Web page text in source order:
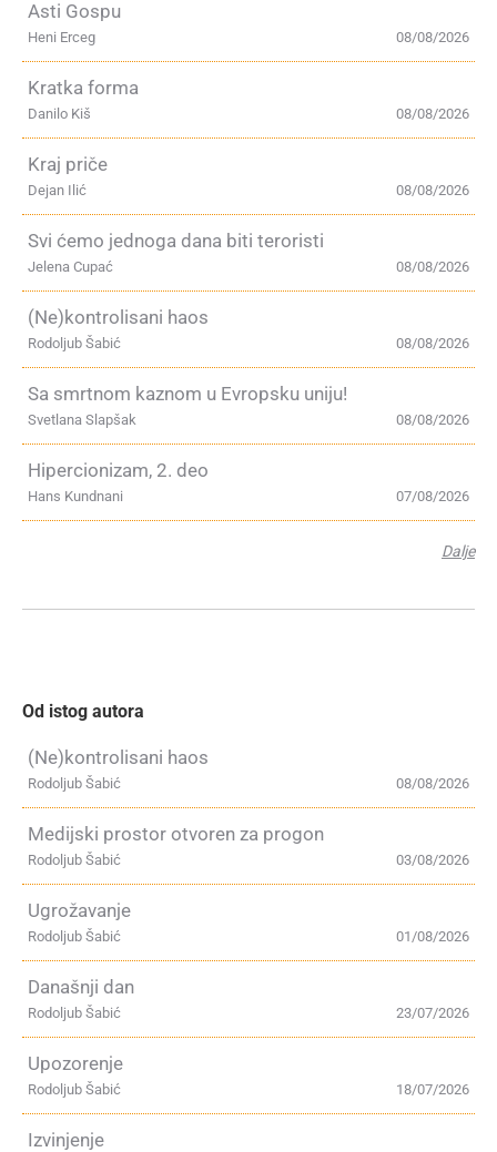
Asti Gospu
08/08/2026
Heni Erceg
Kratka forma
08/08/2026
Danilo Kiš
Kraj priče
08/08/2026
Dejan Ilić
Svi ćemo jednoga dana biti teroristi
08/08/2026
Jelena Cupać
(Ne)kontrolisani haos
08/08/2026
Rodoljub Šabić
Sa smrtnom kaznom u Evropsku uniju!
08/08/2026
Svetlana Slapšak
Hipercionizam, 2. deo
07/08/2026
Hans Kundnani
Dalje
Od istog autora
(Ne)kontrolisani haos
08/08/2026
Rodoljub Šabić
Medijski prostor otvoren za progon
03/08/2026
Rodoljub Šabić
Ugrožavanje
01/08/2026
Rodoljub Šabić
Današnji dan
23/07/2026
Rodoljub Šabić
Upozorenje
18/07/2026
Rodoljub Šabić
Izvinjenje